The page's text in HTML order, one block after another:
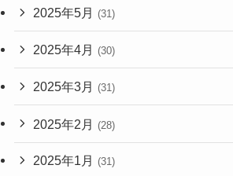
2025年5月 (31)
2025年4月 (30)
2025年3月 (31)
2025年2月 (28)
2025年1月 (31)